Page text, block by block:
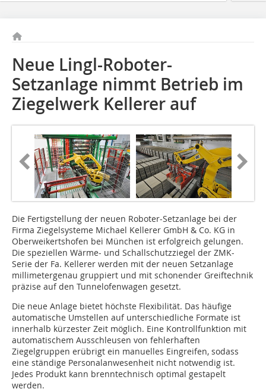
Neue Lingl-Roboter-
Setzanlage nimmt Betrieb im
Ziegelwerk Kellerer auf
Die Fertigstellung der neuen Roboter-Setzanlage bei der
Firma Ziegelsysteme Michael Kellerer GmbH & Co. KG in
Oberweikertshofen bei München ist erfolgreich gelungen.
Die speziellen Wärme- und Schallschutzziegel der ZMK-
Serie der Fa. Kellerer werden mit der neuen Setzanlage
millimetergenau gruppiert und mit schonender Greiftechnik
präzise auf den Tunnelofenwagen gesetzt.
Die neue Anlage bietet höchste Flexibilität. Das häufige
automatische Umstellen auf unterschiedliche Formate ist
innerhalb kürzester Zeit möglich. Eine Kontrollfunktion mit
automatischem Ausschleusen von fehlerhaften
Ziegelgruppen erübrigt ein manuelles Eingreifen, sodass
eine ständige Personalanwesenheit nicht notwendig ist.
Jedes Produkt kann brenntechnisch optimal gestapelt
werden.